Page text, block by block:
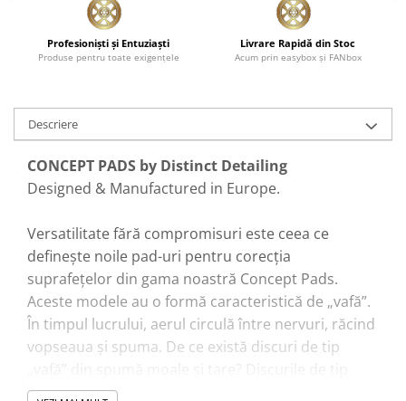
Profesionişti şi Entuziaşti
Produse pentru toate exigenţele
Livrare Rapidă din Stoc
Acum prin easybox şi FANbox
Descriere
CONCEPT PADS by Distinct Detailing
Designed & Manufactured in Europe.
Versatilitate fără compromisuri este ceea ce
definește noile pad-uri pentru corecția
suprafețelor din gama noastră Concept Pads.
Aceste modele au o formă caracteristică de „vafă”.
În timpul lucrului, aerul circulă între nervuri, răcind
vopseaua și spuma. De ce există discuri de tip
„vafă” din spumă moale sunt folosite în mod